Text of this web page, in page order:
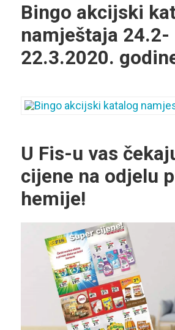
Bingo akcijski
namještaja 24.2-
22.3.2020.
U Fis-u vas
cijene na odjelu
hemije!